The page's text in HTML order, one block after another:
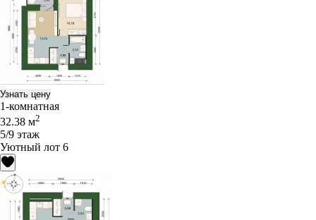
Узнать цену
1-комнатная
32.38 м2
5/9 этаж
Уютный лот 6